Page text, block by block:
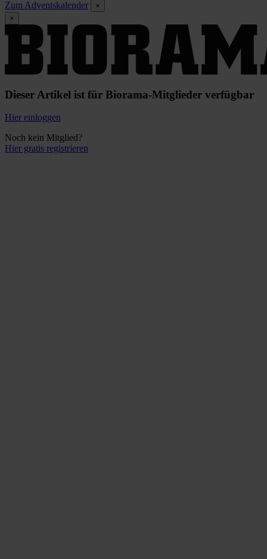
Zum Adventskalender
×
×
Dieser Artikel ist für Biorama-Mitglieder verfügbar
Hier einloggen
Noch kein Mitglied?
Hier gratis registrieren